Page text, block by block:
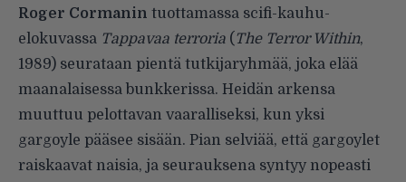
Roger Cormanin tuottamassa scifi-kauhu­
elokuvassa Tappavaa terroria ( The Terror Within,
1989) seurataan pientä tutkijaryhmää, joka elää
maanalaisessa bunkkerissa. Heidän arkensa
muuttuu pelottavan vaaralliseksi, kun yksi
gargoyle pääsee sisään. Pian selviää, että gargoylet
raiskaavat naisia, ja seurauksena syntyy nopeasti